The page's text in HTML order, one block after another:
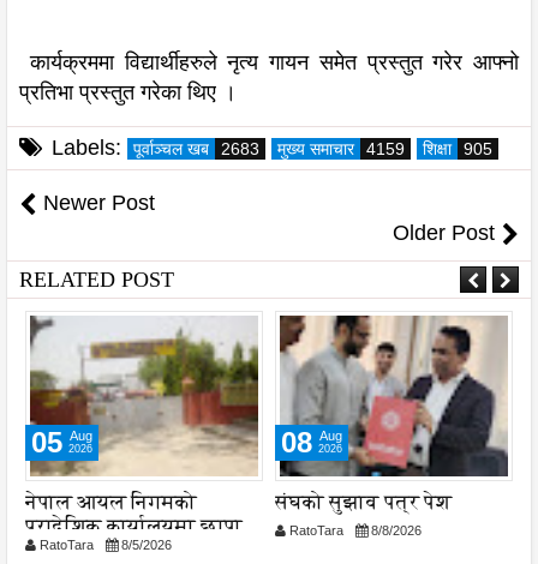
कार्यक्रममा विद्यार्थीहरुले नृत्य गायन समेत प्रस्तुत गरेर आफ्नो
प्रतिभा प्रस्तुत गरेका थिए ।
Labels: पूर्वाञ्चल खब 2683 मुख्य समाचार 4159 शिक्षा 905
Newer Post
Older Post
RELATED POST
05 Aug
2026
नेपाल आयल निगमको
प्रादेशिक कार्यालयमा छापा
RatoTara 8/5/2026
08 Aug
2026
संघको सुझाव पत्र पेश
RatoTara 8/8/2026